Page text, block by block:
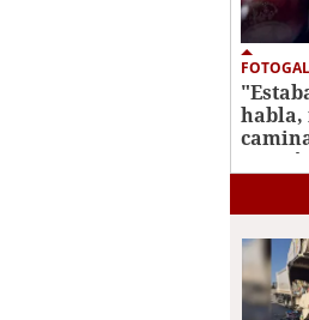
habla,
murió